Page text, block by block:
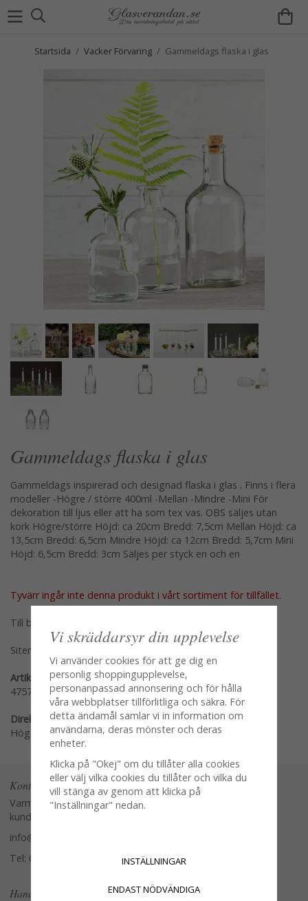
Startsida / Vacker Förvaring / Gammeldags flaska i glas
Gammeldags flaska i glas
Gammeldags inspirerad och designad flaska i glas . Finns i flera
modeller -Högre / större 400ml -Mellan -Mindre -Mini För
dekoration till ljus eller att ha som tex vas. OBS säljes utan
kork Högre/större Höjd: ca 20cm Bredd: 7,5cm Mellan Höjd: ca
13,5cm Bredd: 6,5cm Mindre Höjd: ca 12cm Bredd: 5,7cm Mini
Höjd: 6,5cm Bredd: 3cm Säljes per styck en och en
Tyvärr ingår inte denna produkt i vårt sortiment för tillfället.
Till butikens startsida »
Sitemap »
Artikelnummer:
47572
Direktlänk:
Högerklicka och kopiera adressen
Kontakta oss
Varmt välkommen att kontakta vår
kundtjänst.
info@glasverandan.se
Tel: 079-3495968
Handla
Vi skräddarsyr din upplevelse
Vi använder cookies för att ge dig en
personlig shoppingupplevelse,
personanpassad annonsering och för hålla
våra webbplatser tillförlitliga och säkra. För
detta ändamål samlar vi in information om
användarna, deras mönster och deras
enheter.
Klicka på "Okej" om du tillåter alla cookies
eller välj vilka cookies du tillåter och vilka du
vill stänga av genom att klicka på
"Inställningar" nedan.
INSTÄLLNINGAR
ENDAST NÖDVÄNDIGA